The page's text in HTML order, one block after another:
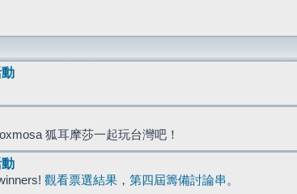
狐耳摩莎一起玩台灣吧！
觀看票選結果 ， 第四屆籌備討論串 。